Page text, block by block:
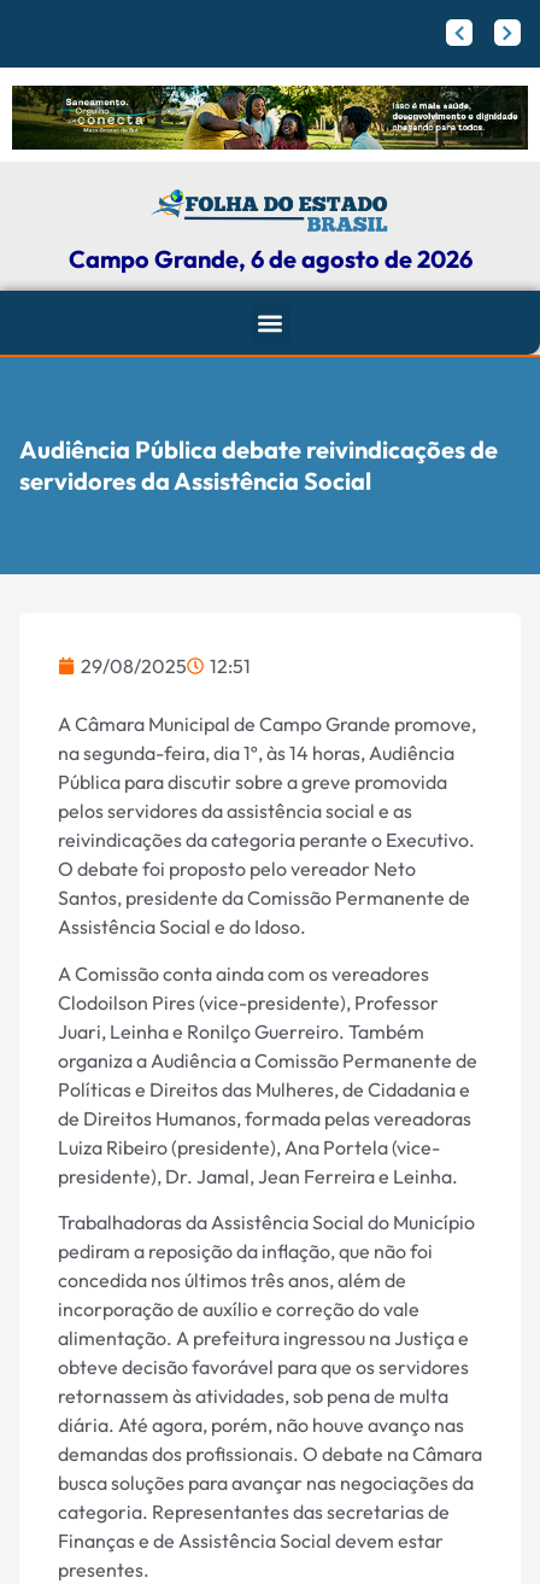
Campo Grande, 6 de agosto de 2026
Audiência Pública debate reivindicações de
servidores da Assistência Social
29/08/2025 12:51
A Câmara Municipal de Campo Grande promove,
na segunda-feira, dia 1º, às 14 horas, Audiência
Pública para discutir sobre a greve promovida
pelos servidores da assistência social e as
reivindicações da categoria perante o Executivo.
O debate foi proposto pelo vereador Neto
Santos, presidente da Comissão Permanente de
Assistência Social e do Idoso.
A Comissão conta ainda com os vereadores
Clodoilson Pires (vice-presidente), Professor
Juari, Leinha e Ronilço Guerreiro. Também
organiza a Audiência a Comissão Permanente de
Políticas e Direitos das Mulheres, de Cidadania e
de Direitos Humanos, formada pelas vereadoras
Luiza Ribeiro (presidente), Ana Portela (vice-
presidente), Dr. Jamal, Jean Ferreira e Leinha.
Trabalhadoras da Assistência Social do Município
pediram a reposição da inflação, que não foi
concedida nos últimos três anos, além de
incorporação de auxílio e correção do vale
alimentação. A prefeitura ingressou na Justiça e
obteve decisão favorável para que os servidores
retornassem às atividades, sob pena de multa
diária. Até agora, porém, não houve avanço nas
demandas dos profissionais. O debate na Câmara
busca soluções para avançar nas negociações da
categoria. Representantes das secretarias de
Finanças e de Assistência Social devem estar
presentes.